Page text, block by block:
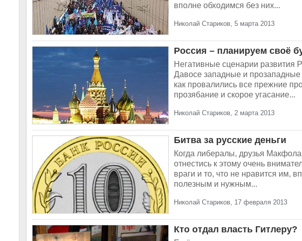
вполне обходимся без них...
Николай Стариков, 5 марта 2013
Россия – планируем своё
Негативные сценарии развития
Давосе западные и прозападные
как провалились все прежние
прозябание и скорое угасание...
Николай Стариков, 2 марта 2013
Битва за русские деньги
Когда либералы, друзья
отнестись к этому очень
враги и то, что не нравится им,
полезным и нужным...
Николай Стариков, 17 февраля 2013
Кто отдал власть Гитлеру?